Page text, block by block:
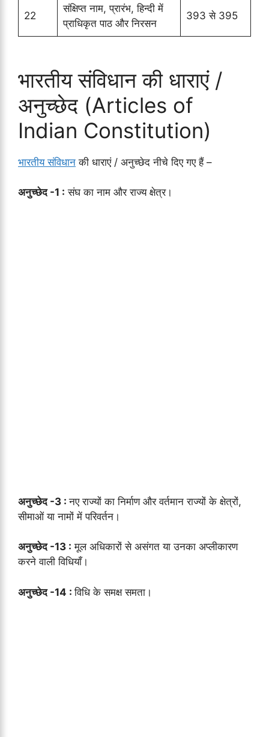
22
संक्षिप्त नाम, प्रारंभ, हिन्दी में
प्राधिकृत पाठ और निरसन
393 से 395
भारतीय संविधान की धाराएं /
अनुच्छेद (Articles of
Indian Constitution)
भारतीय संविधान की धाराएं / अनुच्छेद नीचे दिए गए हैं –
अनुच्छेद -1 : संघ का नाम और राज्य क्षेत्र।
अनुच्छेद -3 :नए राज्यों का निर्माण और वर्तमान राज्यों के क्षेत्रों,
सीमाओं या नामों में परिवर्तन।
अनुच्छेद -13 : मूल अधिकारों से असंगत या उनका अप्लीकारण
करने वाली विधियाँ।
अनुच्छेद -14 :विधि के समक्ष समता।